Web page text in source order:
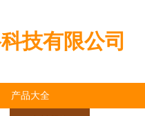
技有限公司
产品大全